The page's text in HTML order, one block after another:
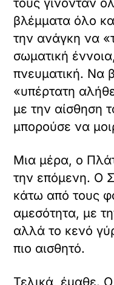
τους γίνονταν
βλέμματα όλο
την ανάγκη να
σωματική
πνευματική. Να
«υπέρτατη
με την αίσθηση
μπορούσε να
Μια μέρα, ο
την επόμενη. Ο
κάτω από τους
αμεσότητα, με
αλλά το κενό
πιο αισθητό.
Τελικά, έμαθε.